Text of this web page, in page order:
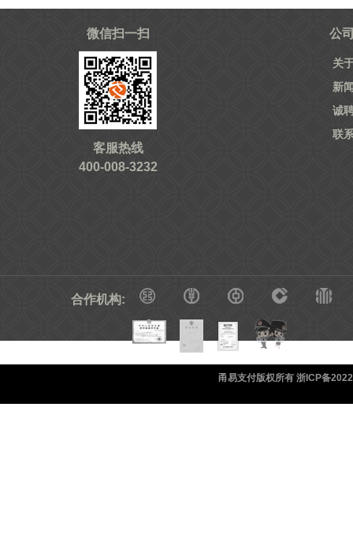
微信扫一扫
客服热线
400-008-3232
公
关
新
诚
联
合作机构:
甬易支付版权所有 浙ICP备